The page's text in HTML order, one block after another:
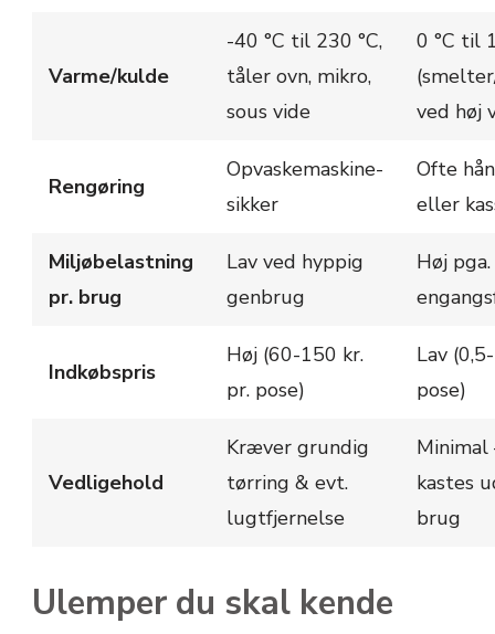
Varme/kulde
-40 °C til 230 °C,
tåler ovn, mikro,
sous vide
0 °C til
ved høj
Rengøring
Opvaskemaskine-
sikker
Ofte
eller
Miljøbelastning
pr. brug
Lav ved hyppig
genbrug
Høj pga.
Indkøbspris
Høj (60-150 kr.
pr. pose)
Lav
pose)
Vedligehold
Kræver grundig
tørring & evt.
lugtfjernelse
Minimal
kastes
brug
Ulemper du skal kende